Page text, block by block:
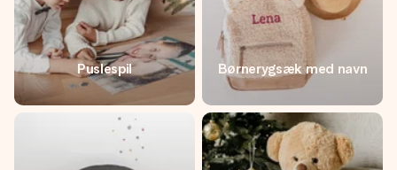
Puslespil Børnerygsæk med navn